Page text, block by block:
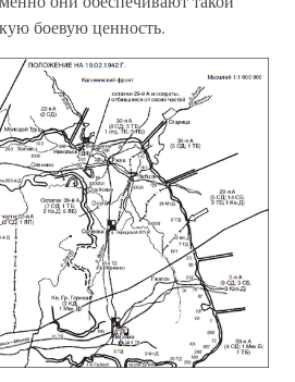
боевую ценность.